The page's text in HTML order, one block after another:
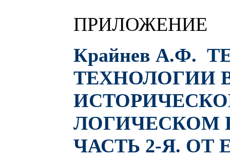
ПРИЛОЖЕНИЕ
Крайнев А.Ф.
ТЕХНОЛОГИИ
ЛОГИЧЕСКОМ
ЧАСТЬ 2-Я. ОТ